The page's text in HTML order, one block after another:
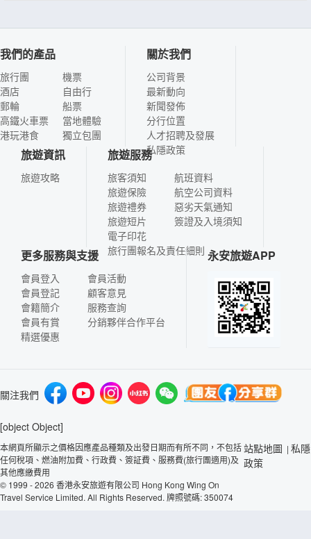
我們的產品
旅行團
酒店
郵輪
高鐵火車票
港玩港食
機票
自由行
船票
當地體驗
獨立包團
關於我們
公司背景
最新動向
新聞發佈
分行位置
人才招聘及發展
私隱政策
旅遊資訊
旅遊攻略
旅遊服務
旅客須知
旅遊保險
旅遊禮券
旅遊短片
電子印花
航班資料
航空公司資料
惡劣天氣通知
簽證及入境須知
旅行團報名及責任細則
更多服務與支援
會員登入
會員登記
會籍簡介
會員有賞
精選優惠
會員活動
顧客意見
服務查詢
分銷夥伴合作平台
永安旅遊APP
關注我們
[object Object]
本網頁所顯示之價格因應產品種類及出發日期而有所不同，不包括
任何稅項、燃油附加費、行政費、簽証費、服務費(旅行團適用)及
其他應繳費用
© 1999 - 2026 香港永安旅遊有限公司 Hong Kong Wing On
Travel Service Limited. All Rights Reserved. 牌照號碼: 350074
站點地圖 | 私隱
政策